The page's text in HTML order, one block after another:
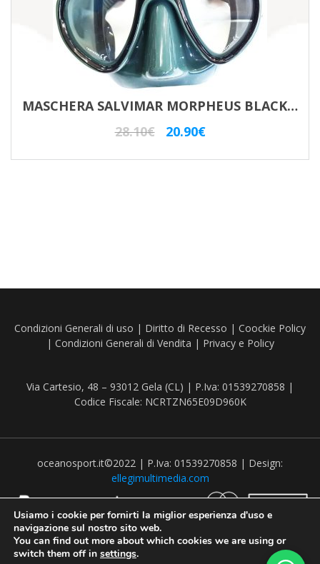
MASCHERA SALVIMAR MORPHEUS BLACK GREEN
28.10€
Il
20.90€Il
Condizioni Generali di uso | Diritto di Recesso | Coockie Policy
| Condizioni Generali di Vendita | Privacy e Policy
Via Cartesio, 48 – 93012 Gela (CL) | P.Iva: 01539270858 |
Codice Fiscale: NCRTZN65E09D960K
oceanosport.it©2022 | P.Iva: 01539270858 | Design:
ellegimultimedia.com
Usiamo i cookie per fornirti la miglior esperienza d'uso e
navigazione sul nostro sito web.
You can find out more about which cookies we are using or
switch them off in settings.